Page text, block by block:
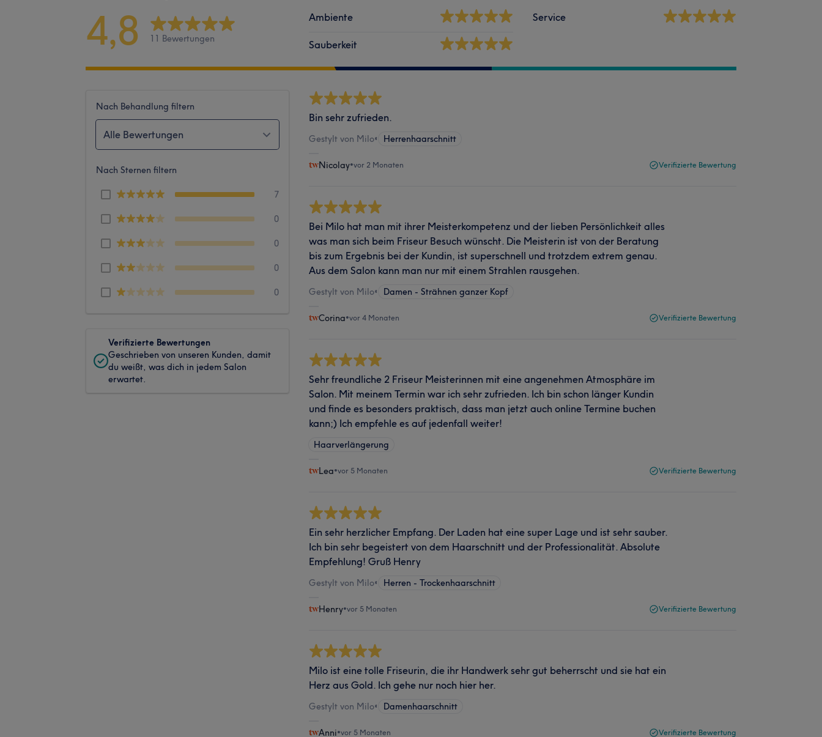
4,8 11 Bewertungen
Ambiente
Sauberkeit
Service
Nach Behandlung filtern
Alle Bewertungen
Nach Sternen filtern
7
0
0
0
0
Verifizierte Bewertungen
Geschrieben von unseren Kunden, damit
du weißt, was dich in jedem Salon
erwartet.
Bin sehr zufrieden.
Gestylt von Milo• Herrenhaarschnitt
Nicolay•vor 2 Monaten Verifizierte Bewertung
Bei Milo hat man mit ihrer Meisterkompetenz und der lieben Persönlichkeit alles
was man sich beim Friseur Besuch wünscht. Die Meisterin ist von der Beratung
bis zum Ergebnis bei der Kundin, ist superschnell und trotzdem extrem genau.
Aus dem Salon kann man nur mit einem Strahlen rausgehen.
Gestylt von Milo• Damen - Strähnen ganzer Kopf
Corina•vor 4 Monaten Verifizierte Bewertung
Sehr freundliche 2 Friseur Meisterinnen mit eine angenehmen Atmosphäre im
Salon. Mit meinem Termin war ich sehr zufrieden. Ich bin schon länger Kundin
und finde es besonders praktisch, dass man jetzt auch online Termine buchen
kann;) Ich empfehle es auf jedenfall weiter!
Haarverlängerung
Lea•vor 5 Monaten Verifizierte Bewertung
Ein sehr herzlicher Empfang. Der Laden hat eine super Lage und ist sehr sauber.
Ich bin sehr begeistert von dem Haarschnitt und der Professionalität. Absolute
Empfehlung! Gruß Henry
Gestylt von Milo• Herren - Trockenhaarschnitt
Henry•vor 5 Monaten Verifizierte Bewertung
Milo ist eine tolle Friseurin, die ihr Handwerk sehr gut beherrscht und sie hat ein
Herz aus Gold. Ich gehe nur noch hier her.
Gestylt von Milo• Damenhaarschnitt
Anni•vor 5 Monaten Verifizierte Bewertung